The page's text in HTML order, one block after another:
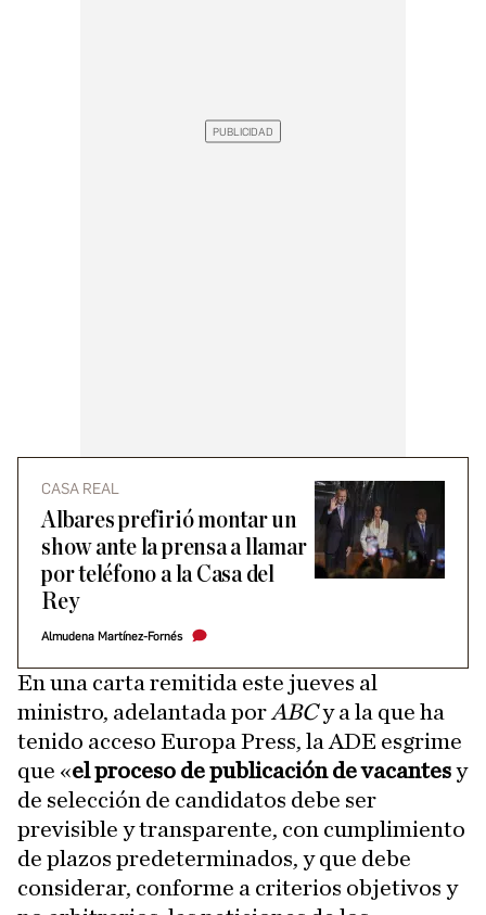
CASA REAL
Albares prefirió montar un
show ante la prensa a llamar
por teléfono a la Casa del
Rey
Almudena Martínez-Fornés
En una carta remitida este jueves al
ministro, adelantada por ABCy a la que ha
tenido acceso Europa Press, la ADE esgrime
que «el proceso de publicación de vacantesy
de selección de candidatos debe ser
previsible y transparente, con cumplimiento
de plazos predeterminados, y que debe
considerar, conforme a criterios objetivos y